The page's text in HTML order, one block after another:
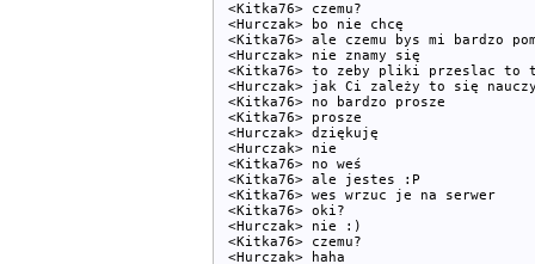
<Kitka76> czemu?
<Hurczak> bo nie chcę
<Kitka76> ale czemu bys mi bardzo
<Hurczak> nie znamy się
<Kitka76> to zeby pliki przeslac to
<Hurczak> jak Ci zależy to się
<Kitka76> no bardzo prosze
<Kitka76> prosze
<Hurczak> dziękuję
<Hurczak> nie
<Kitka76> no weś
<Kitka76> ale jestes :P
<Kitka76> wes wrzuc je na serwer
<Kitka76> oki?
<Hurczak> nie :)
<Kitka76> czemu?
<Hurczak> haha